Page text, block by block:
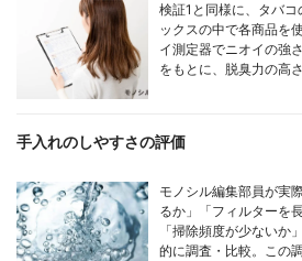
検証1と同様に、タバ
ックスの中で各商品を
イ測定器でニオイの強
をもとに、脱臭力の高
手入れのしやすさの評価
モノシル編集部員が実
るか」「フィルターを
「掃除頻度が少ないか
的に調査・比較。この